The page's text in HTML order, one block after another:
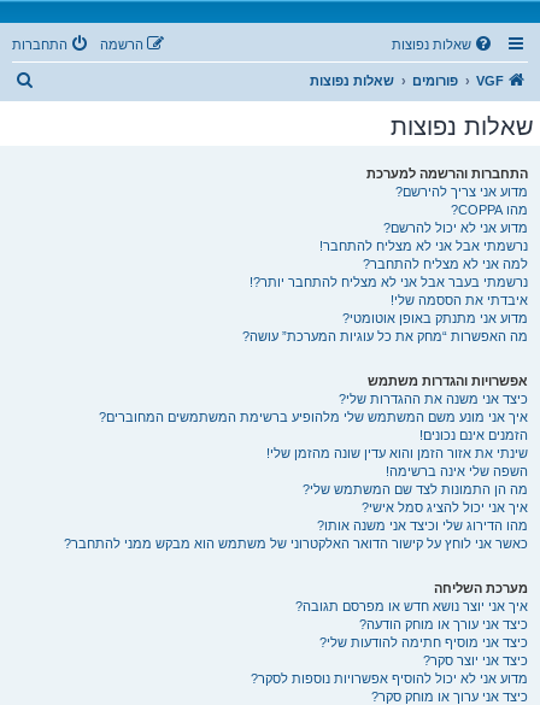
שאלות נפוצות התחברות הרשמה
VGF פורומים שאלות נפוצות
שאלות נפוצות
התחברות והרשמה למערכת
מדוע אני צריך להירשם?
מהו COPPA?
מדוע אני לא יכול להרשם?
נרשמתי אבל אני לא מצליח להתחבר!
למה אני לא מצליח להתחבר?
נרשמתי בעבר אבל אני לא מצליח להתחבר יותר?!
איבדתי את הססמה שלי!
מדוע אני מתנתק באופן אוטומטי?
מה האפשרות “מחק את כל עוגיות המערכת” עושה?
אפשרויות והגדרות משתמש
כיצד אני משנה את ההגדרות שלי?
איך אני מונע משם המשתמש שלי מלהופיע ברשימת המשתמשים המחוברים?
הזמנים אינם נכונים!
שינתי את אזור הזמן והוא עדין שונה מהזמן שלי!
השפה שלי אינה ברשימה!
מה הן התמונות לצד שם המשתמש שלי?
איך אני יכול להציג סמל אישי?
מהו הדירוג שלי וכיצד אני משנה אותו?
כאשר אני לוחץ על קישור הדואר האלקטרוני של משתמש הוא מבקש ממני להתחבר?
מערכת השליחה
איך אני יוצר נושא חדש או מפרסם תגובה?
כיצד אני עורך או מוחק הודעה?
כיצד אני מוסיף חתימה להודעות שלי?
כיצד אני יוצר סקר?
מדוע אני לא יכול להוסיף אפשרויות נוספות לסקר?
כיצד אני ערוך או מוחק סקר?